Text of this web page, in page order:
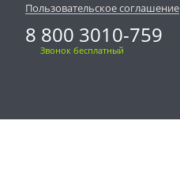
Пользовательское соглашение
8 800 3010-759
Звонок бесплатный